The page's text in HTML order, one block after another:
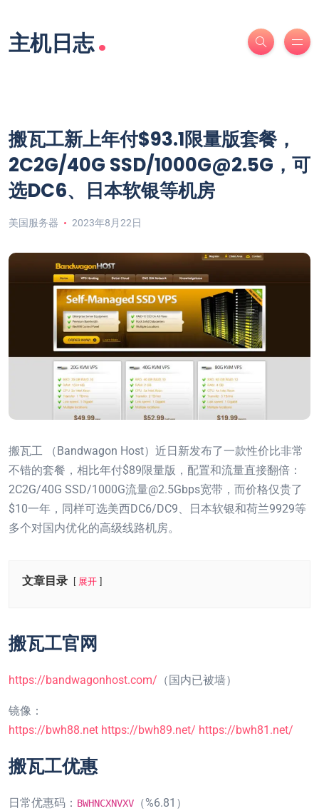
主机日志.
搬瓦工新上年付$93.1限量版套餐，
2C2G/40G SSD/1000G@2.5G，可
选DC6、日本软银等机房
美国服务器 2023年8月22日
搬瓦工 （Bandwagon Host）近日新发布了一款性价比非常
不错的套餐，相比年付$89限量版，配置和流量直接翻倍：
2C2G/40G SSD/1000G流量@2.5Gbps宽带，而价格仅贵了
$10一年，同样可选美西DC6/DC9、日本软银和荷兰9929等
多个对国内优化的高级线路机房。
文章目录 展开
搬瓦工官网
https://bandwagonhost.com/ （国内已被墙）
镜像：
https://bwh88.net https://bwh89.net/ https://bwh81.net/
搬瓦工优惠
日常优惠码： BWHNCXNVXV （%6.81）